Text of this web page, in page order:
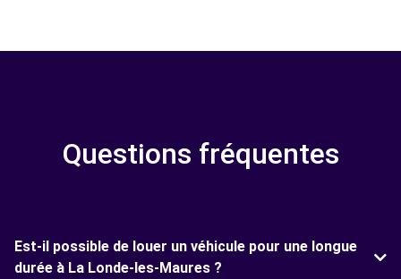
Questions fréquentes
Est-il possible de louer un véhicule pour une longue
durée à La Londe-les-Maures ?